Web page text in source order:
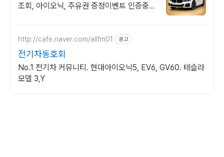
조회, 아이오닉, 주유권 증정이벤트 인증중고
http://cafe.naver.com/allfm01 광고
전기차동호회
No.1 전기차 커뮤니티. 현대아이오닉5, EV6, GV60. 테슬라
모델 3,Y